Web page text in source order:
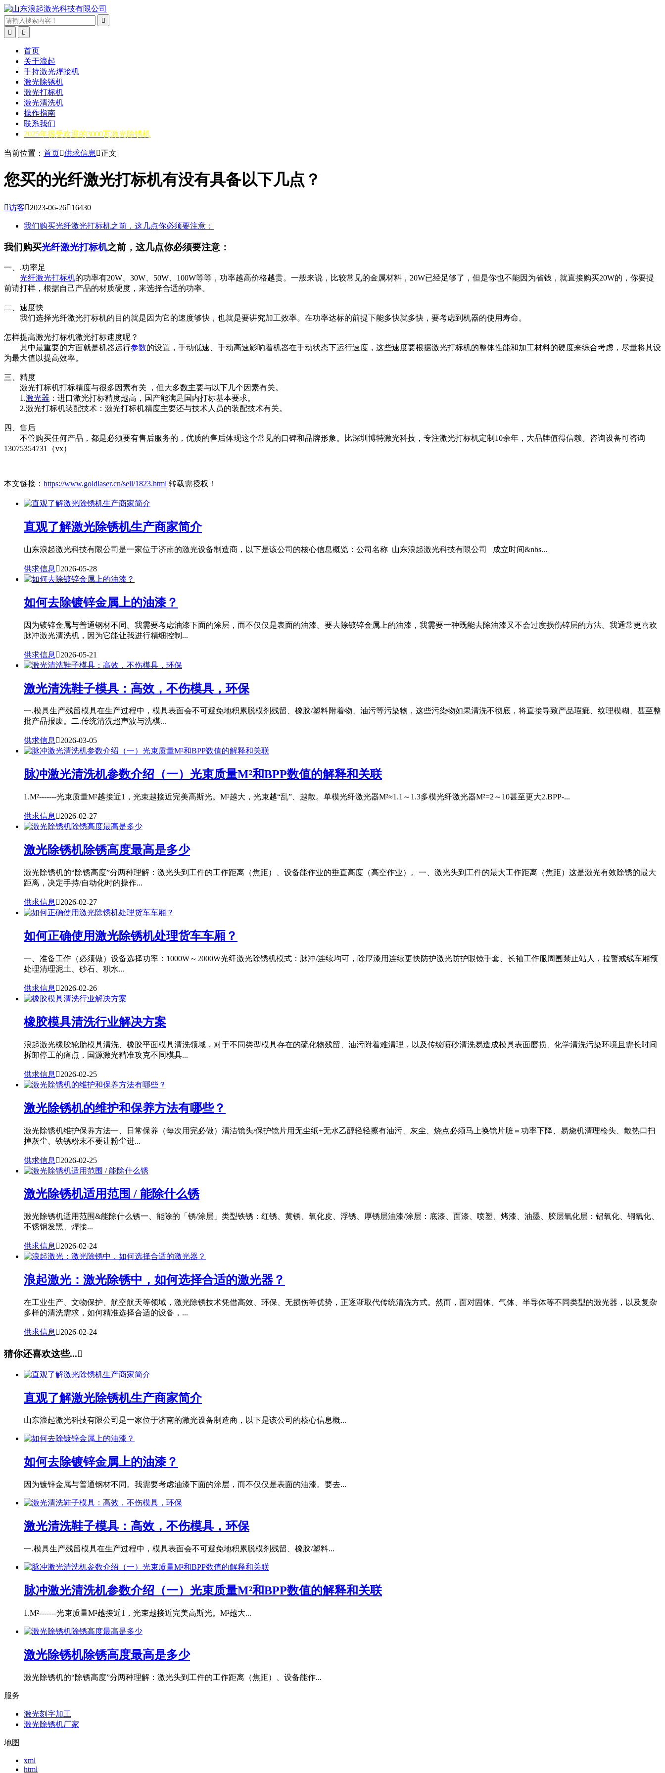



首页
关于浪起
手持激光焊接机
激光除锈机
激光打标机
激光清洗机
操作指南
联系我们
2025年很受欢迎的3000瓦激光除锈机
当前位置： 首页供求信息 正文
您买的光纤激光打标机有没有具备以下几点？
访客2023-06-2616430
我们购买光纤激光打标机之前，这几点你必须要注意：
我们购买光纤激光打标机之前，这几点你必须要注意：
一、.功率足
光纤激光打标机的功率有20W、30W、50W、100W等等，功率越高价格越贵。一般来说，比较常见的金属材料，20W已经足够了，但是你也不能因为省钱，就直接购买20W的，你要提
前请打样，根据自己产品的材质硬度，来选择合适的功率。
二、速度快
我们选择光纤激光打标机的目的就是因为它的速度够快，也就是要讲究加工效率。在功率达标的前提下能多快就多快，要考虑到机器的使用寿命。
怎样提高激光打标机激光打标速度呢？
其中最重要的方面就是机器运行参数的设置，手动低速、手动高速影响着机器在手动状态下运行速度，这些速度要根据激光打标机的整体性能和加工材料的硬度来综合考虑，尽量将其设
为最大值以提高效率。
三、精度
激光打标机打标精度与很多因素有关 ，但大多数主要与以下几个因素有关。
1.激光器 ：进口激光打标精度越高，国产能满足国内打标基本要求。
2.激光打标机装配技术：激光打标机精度主要还与技术人员的装配技术有关。
四、售后
不管购买任何产品，都是必须要有售后服务的，优质的售后体现这个常见的口碑和品牌形象。比深圳博特激光科技，专注激光打标机定制10余年，大品牌值得信赖。咨询设备可咨询
13075354731（vx）
本文链接： https://www.goldlaser.cn/sell/1823.html 转载需授权！
直观了解激光除锈机生产商家简介
山东浪起激光科技有限公司是一家位于济南的激光设备制造商，以下是该公司的核心信息概览：公司名称 山东浪起激光科技有限公司 成立时间&nbs...
供求信息 2026-05-28
如何去除镀锌金属上的油漆？
因为镀锌金属与普通钢材不同。我需要考虑油漆下面的涂层，而不仅仅是表面的油漆。要去除镀锌金属上的油漆，我需要一种既能去除油漆又不会过度损伤锌层的方法。我通常更喜欢
脉冲激光清洗机，因为它能让我进行精细控制...
供求信息 2026-05-21
激光清洗鞋子模具：高效，不伤模具，环保
一.模具生产残留模具在生产过程中，模具表面会不可避免地积累脱模剂残留、橡胶/塑料附着物、油污等污染物，这些污染物如果清洗不彻底，将直接导致产品瑕疵、纹理模糊、甚至整
批产品报废。二.传统清洗超声波与洗模...
供求信息2026-03-05
脉冲激光清洗机参数介绍（一）光束质量M²和BPP数值的解释和关联
1.M²-------光束质量M²越接近1，光束越接近完美高斯光。M²越大，光束越“乱”、越散。单模光纤激光器M²≈1.1～1.3多模光纤激光器M²=2～10甚至更大2.BPP-...
供求信息 2026-02-27
激光除锈机除锈高度最高是多少
激光除锈机的“除锈高度”分两种理解：激光头到工件的工作距离（焦距）、设备能作业的垂直高度（高空作业）。一、激光头到工件的最大工作距离（焦距）这是激光有效除锈的最大
距离，决定手持/自动化时的操作...
供求信息 2026-02-27
如何正确使用激光除锈机处理货车车厢？
一、准备工作（必须做）设备选择功率：1000W～2000W光纤激光除锈机模式：脉冲/连续均可，除厚漆用连续更快防护激光防护眼镜手套、长袖工作服周围禁止站人，拉警戒线车厢预
处理清理泥土、砂石、积水...
供求信息 2026-02-26
橡胶模具清洗行业解决方案
浪起激光橡胶轮胎模具清洗、橡胶平面模具清洗领域，对于不同类型模具存在的硫化物残留、油污附着难清理，以及传统喷砂清洗易造成模具表面磨损、化学清洗污染环境且需长时间
拆卸停工的痛点，国源激光精准攻克不同模具...
供求信息 2026-02-25
激光除锈机的维护和保养方法有哪些？
激光除锈机维护保养方法一、日常保养（每次用完必做）清洁镜头/保护镜片用无尘纸+无水乙醇轻轻擦有油污、灰尘、烧点必须马上换镜片脏＝功率下降、易烧机清理枪头、散热口扫
掉灰尘、铁锈粉末不要让粉尘进...
供求信息 2026-02-25
激光除锈机适用范围 / 能除什么锈
激光除锈机适用范围&能除什么锈一、能除的「锈/涂层」类型铁锈：红锈、黄锈、氧化皮、浮锈、厚锈层油漆/涂层：底漆、面漆、喷塑、烤漆、油墨、胶层氧化层：铝氧化、铜氧化、
不锈钢发黑、焊接...
供求信息 2026-02-24
浪起激光：激光除锈中，如何选择合适的激光器？
在工业生产、文物保护、航空航天等领域，激光除锈技术凭借高效、环保、无损伤等优势，正逐渐取代传统清洗方式。然而，面对固体、气体、半导体等不同类型的激光器，以及复杂
多样的清洗需求，如何精准选择合适的设备，...
供求信息 2026-02-24
猜你还喜欢这些...
直观了解激光除锈机生产商家简介
山东浪起激光科技有限公司是一家位于济南的激光设备制造商，以下是该公司的核心信息概...
如何去除镀锌金属上的油漆？
因为镀锌金属与普通钢材不同。我需要考虑油漆下面的涂层，而不仅仅是表面的油漆。要去...
激光清洗鞋子模具：高效，不伤模具，环保
一.模具生产残留模具在生产过程中，模具表面会不可避免地积累脱模剂残留、橡胶/塑料...
脉冲激光清洗机参数介绍（一）光束质量M²和BPP数值的解释和关联
1.M²-------光束质量M²越接近1，光束越接近完美高斯光。M²越大...
激光除锈机除锈高度最高是多少
激光除锈机的“除锈高度”分两种理解：激光头到工件的工作距离（焦距）、设备能作...
服务
激光刻字加工
激光除锈机厂家
地图
xml
html